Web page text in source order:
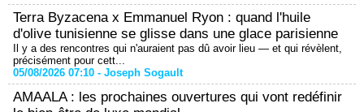
Terra Byzacena x Emmanuel Ryon : quand l'huile
d'olive tunisienne se glisse dans une glace parisienne
Il y a des rencontres qui n'auraient pas dû avoir lieu — et qui révèlent,
précisément pour cett...
05/08/2026 07:10 - Joseph Sogault
AMAALA : les prochaines ouvertures qui vont redéfinir